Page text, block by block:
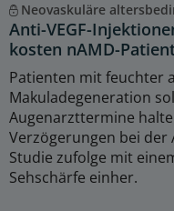
Neovaskuläre
Anti-VEGF-
kosten nAMD-
Patienten mit feuchter
Makuladegeneration
Augenarzttermine
Verzögerungen bei der
Studie zufolge mit
Sehschärfe einher.